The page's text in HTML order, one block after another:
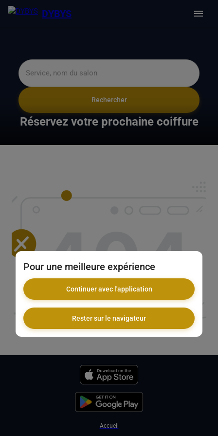
DYBYS
Rechercher
Réservez votre prochaine coiffure
Accueil
Pour une meilleure expérience
Continuer avec l'application
Rester sur le navigateur